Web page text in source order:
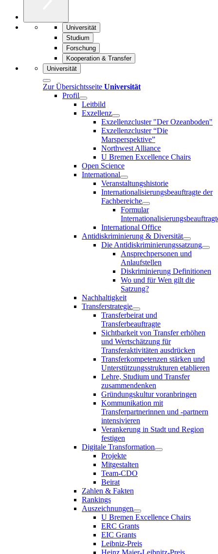
Universität
Studium
Forschung
Kooperation & Transfer
Universität
Zur Übersichtsseite Universität
Profil
Leitbild
Exzellenz
Exzellenzcluster "Der Ozeanboden"
Exzellenzcluster “Die
Marsperspektive”
Northwest Alliance
U Bremen Excellence Chairs
Open Science
International
Veranstaltungshistorie
Internationalisierungsbeauftragte der
Fachbereiche
Formular
International Office
Antidiskriminierung & Diversität
Die Antidiskriminierungssatzung
Ansprechpersonen und
Anlaufstellen
Diskriminierung Definitionen
Wo und für Wen gilt die
Satzung?
Nachhaltigkeit
Transferstrategie
Transferbeirat und
Transferbeauftragte
Sichtbarkeit von Transfer erhöhen
und Wertschätzung für
Transferaktivitäten ausdrücken
Transferkompetenzen stärken und
Unterstützungsstrukturen etablieren
Lehre, Studium und Transfer
zusammendenken
Gründungskultur voranbringen
Kommunikation mit
Transferpartnerinnen und -partnern
intensivieren
Verankerung in Stadt und Region
festigen
Digitale Transformation
Projekte
Mitgestalten
Team-CDO
Beirat
Zahlen & Fakten
Rankings
Auszeichnungen
U Bremen Excellence Chairs
ERC Grants
EIC Grants
Leibniz-Preis
Heinz Maier-Leibnitz-Preis